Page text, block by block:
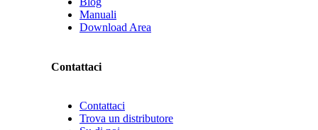
Manuali
Download Area
Contattaci
Contattaci
Trova un distributore